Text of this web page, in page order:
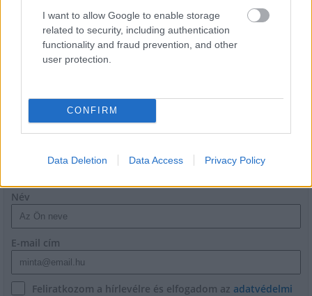
I want to allow Google to enable storage
related to security, including authentication
functionality and fraud prevention, and other
user protection.
CONFIRM
Data Deletion Data Access Privacy Policy
MKIF: a koncessziós szerződés érvényes, a
fejlesztések folytatásához mielőbbi állami döntések
szükségesek
HÍRLEVÉL
Név
E-mail cím
Feliratkozom a hírlevélre és elfogadom az adatvédelmi